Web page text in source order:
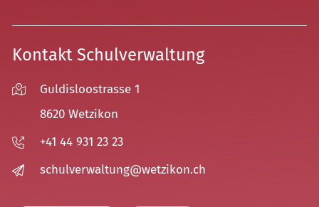
Kontakt Schulverwaltung
Guldisloostrasse 1
8620 Wetzikon
+41 44 931 23 23
sch lv rw lt ng w tz k n ch